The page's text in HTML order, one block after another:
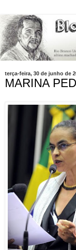
terça-feira, 30 de junho de
MARINA